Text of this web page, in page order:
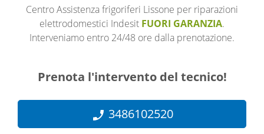
Centro Assistenza frigoriferi Lissone per riparazioni
elettrodomestici Indesit FUORI GARANZIA.
Interveniamo entro 24/48 ore dalla prenotazione.
Prenota l'intervento del tecnico!
3486102520